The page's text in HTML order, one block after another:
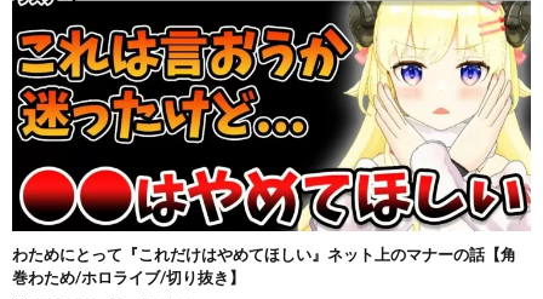
わためにとって『これだけはやめてほしい』ネット上のマナーの話【角
巻わため/ホロライブ/切り抜き】